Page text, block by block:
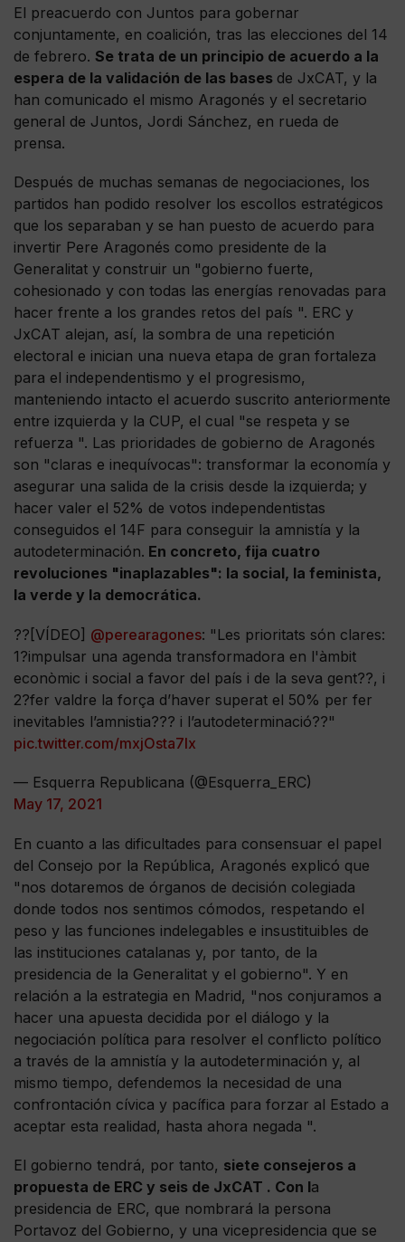
El preacuerdo con Juntos para gobernar
conjuntamente, en coalición, tras las elecciones del 14
de febrero. Se trata de un principio de acuerdo a la
espera de la validación de las bases de JxCAT, y la
han comunicado el mismo Aragonés y el secretario
general de Juntos, Jordi Sánchez, en rueda de
prensa.
Después de muchas semanas de negociaciones, los
partidos han podido resolver los escollos estratégicos
que los separaban y se han puesto de acuerdo para
invertir Pere Aragonés como presidente de la
Generalitat y construir un "gobierno fuerte,
cohesionado y con todas las energías renovadas para
hacer frente a los grandes retos del país ". ERC y
JxCAT alejan, así, la sombra de una repetición
electoral e inician una nueva etapa de gran fortaleza
para el independentismo y el progresismo,
manteniendo intacto el acuerdo suscrito anteriormente
entre izquierda y la CUP, el cual "se respeta y se
refuerza ". Las prioridades de gobierno de Aragonés
son "claras e inequívocas": transformar la economía y
asegurar una salida de la crisis desde la izquierda; y
hacer valer el 52% de votos independentistas
conseguidos el 14F para conseguir la amnistía y la
autodeterminación. En concreto, fija cuatro
revoluciones "inaplazables": la social, la feminista,
la verde y la democrática.
??[VÍDEO] @perearagones: "Les prioritats són clares:
1?impulsar una agenda transformadora en l'àmbit
econòmic i social a favor del país i de la seva gent??, i
2?fer valdre la força d’haver superat el 50% per fer
inevitables l’amnistia??? i l’autodeterminació??"
pic.twitter.com/mxjOsta7Ix
— Esquerra Republicana (@Esquerra_ERC)
May 17, 2021
En cuanto a las dificultades para consensuar el papel
del Consejo por la República, Aragonés explicó que
"nos dotaremos de órganos de decisión colegiada
donde todos nos sentimos cómodos, respetando el
peso y las funciones indelegables e insustituibles de
las instituciones catalanas y, por tanto, de la
presidencia de la Generalitat y el gobierno". Y en
relación a la estrategia en Madrid, "nos conjuramos a
hacer una apuesta decidida por el diálogo y la
negociación política para resolver el conflicto político
a través de la amnistía y la autodeterminación y, al
mismo tiempo, defendemos la necesidad de una
confrontación cívica y pacífica para forzar al Estado a
aceptar esta realidad, hasta ahora negada ".
El gobierno tendrá, por tanto, siete consejeros a
propuesta de ERC y seis de JxCAT . Con la
presidencia de ERC, que nombrará la persona
Portavoz del Gobierno, y una vicepresidencia que se